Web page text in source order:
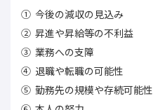
今後の減収の見込み
昇進や昇給等の不利益
業務への支障
退職や転職の可能性
勤務先の規模や存続可能性